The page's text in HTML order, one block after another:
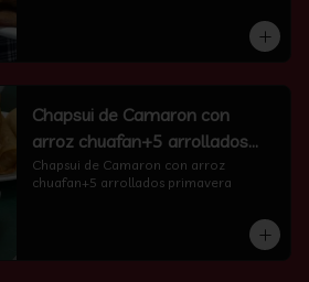
Chapsui de Camaron con
arroz chuafan+5 arrollados
primavera
Chapsui de Camaron con arroz
chuafan+5 arrollados primavera